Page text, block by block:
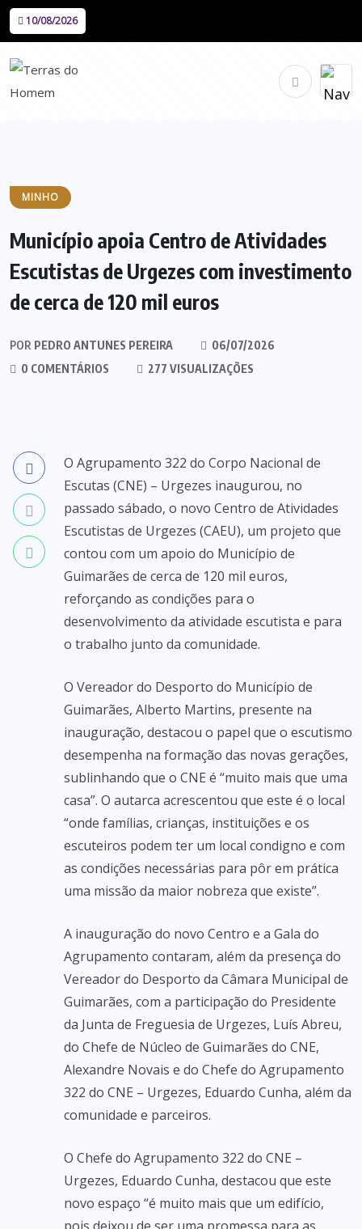
10/08/2026
MINHO
Município apoia Centro de Atividades
Escutistas de Urgezes com investimento
de cerca de 120 mil euros
POR PEDRO ANTUNES PEREIRA
06/07/2026
0 COMENTÁRIOS
277 VISUALIZAÇÕES
O Agrupamento 322 do Corpo Nacional de
Escutas (CNE) – Urgezes inaugurou, no
passado sábado, o novo Centro de Atividades
Escutistas de Urgezes (CAEU), um projeto que
contou com um apoio do Município de
Guimarães de cerca de 120 mil euros,
reforçando as condições para o
desenvolvimento da atividade escutista e para
o trabalho junto da comunidade.
O Vereador do Desporto do Município de
Guimarães, Alberto Martins, presente na
inauguração, destacou o papel que o escutismo
desempenha na formação das novas gerações,
sublinhando que o CNE é “muito mais que uma
casa”. O autarca acrescentou que este é o local
“onde famílias, crianças, instituições e os
escuteiros podem ter um local condigno e com
as condições necessárias para pôr em prática
uma missão da maior nobreza que existe”.
A inauguração do novo Centro e a Gala do
Agrupamento contaram, além da presença do
Vereador do Desporto da Câmara Municipal de
Guimarães, com a participação do Presidente
da Junta de Freguesia de Urgezes, Luís Abreu,
do Chefe de Núcleo de Guimarães do CNE,
Alexandre Novais e do Chefe do Agrupamento
322 do CNE – Urgezes, Eduardo Cunha, além da
comunidade e parceiros.
O Chefe do Agrupamento 322 do CNE –
Urgezes, Eduardo Cunha, destacou que este
novo espaço “é muito mais que um edifício,